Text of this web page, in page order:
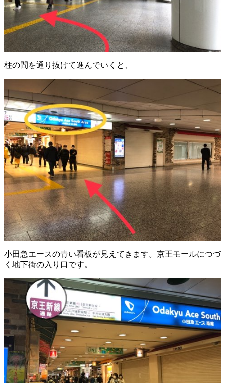
柱の間を通り抜けて進んでいくと、
小田急エースの青い看板が見えてきます。京王モールにつづ
く地下街の入り口です。